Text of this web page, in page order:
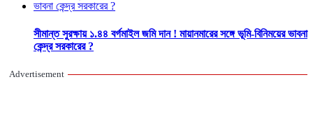
সীমান্ত সুরক্ষায় ১.৪৪ বর্গমাইল জমি দান ! মায়ানমারের সঙ্গে ভূমি-বিনিময়ের ভাবনা
কেন্দ্র সরকারের ?
Advertisement